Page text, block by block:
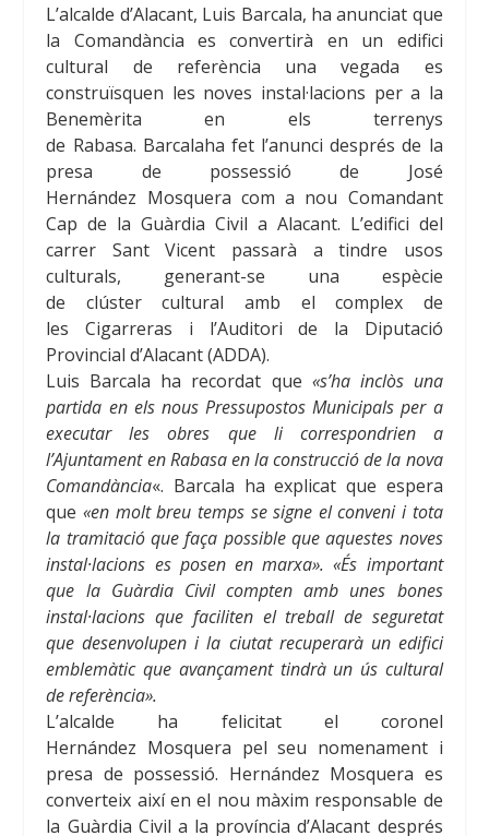
L’alcalde d’Alacant, Luis Barcala, ha anunciat que
la Comandància es convertirà en un edifici
cultural de referència una vegada es
construïsquen les noves instal·lacions per a la
Benemèrita en els terrenys
de Rabasa. Barcalaha fet l’anunci després de la
presa de possessió de José
Hernández Mosquera com a nou Comandant
Cap de la Guàrdia Civil a Alacant. L’edifici del
carrer Sant Vicent passarà a tindre usos
culturals, generant-se una espècie
de clúster cultural amb el complex de
les Cigarreras
i l’Auditori de la Diputació
Provincial d’Alacant (ADDA).
Luis Barcala ha recordat que «s’ha inclòs una
partida en els nous Pressupostos Municipals per a
executar les obres que li correspondrien a
l’Ajuntament en Rabasaen la construcció de la nova
Comandància«. Barcala ha explicat que espera
que«en molt breu temps se signe el conveni i tota
la tramitació que faça possible que aquestes noves
instal·lacions es posen en marxa». «És important
que la Guàrdia Civil compten amb unes bones
instal·lacions que faciliten el treball de seguretat
que desenvolupen i la ciutat recuperarà un edifici
emblemàtic que avançament tindrà un ús cultural
de referència».
L’alcalde ha felicitat el coronel
Hernández Mosquera pel seu nomenament i
presa de possessió. Hernández Mosquera es
converteix així en el nou màxim responsable de
la Guàrdia Civil a la província d’Alacant després